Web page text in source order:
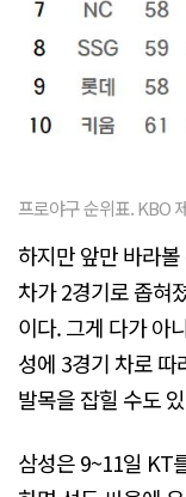
프로야구 순위표. KBO
하지만 앞만 바라
차가 2경기로 좁혀
이다. 그게 다가 아
성에 3경기 차로
발목을 잡힐 수도
삼성은 9~11일 KT